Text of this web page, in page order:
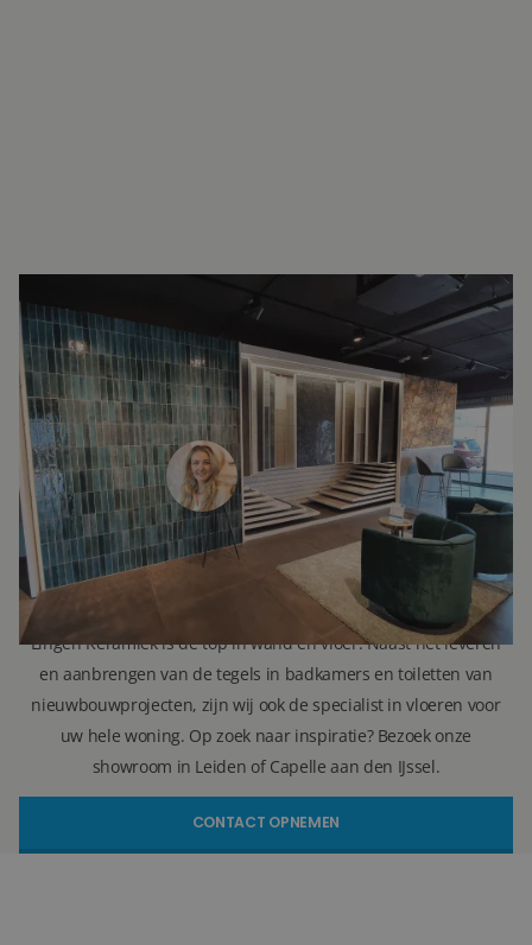
INTERESSE? LAAT UW GEGEVENS ACHTER EN
WE ZIEN U SNEL IN DE SHOWROOM!
Janine Vermaas
Verkoopadviseur
071 579 43 55
(Leiden)
010 202 15 15
(Capelle aan den IJssel)
info@lingenkeramiek.nl
Lingen Keramiek is de top in wand en vloer. Naast het leveren
en aanbrengen van de tegels in badkamers en toiletten van
nieuwbouwprojecten, zijn wij ook de specialist in vloeren voor
uw hele woning. Op zoek naar inspiratie? Bezoek onze
showroom in Leiden of Capelle aan den IJssel.
CONTACT OPNEMEN